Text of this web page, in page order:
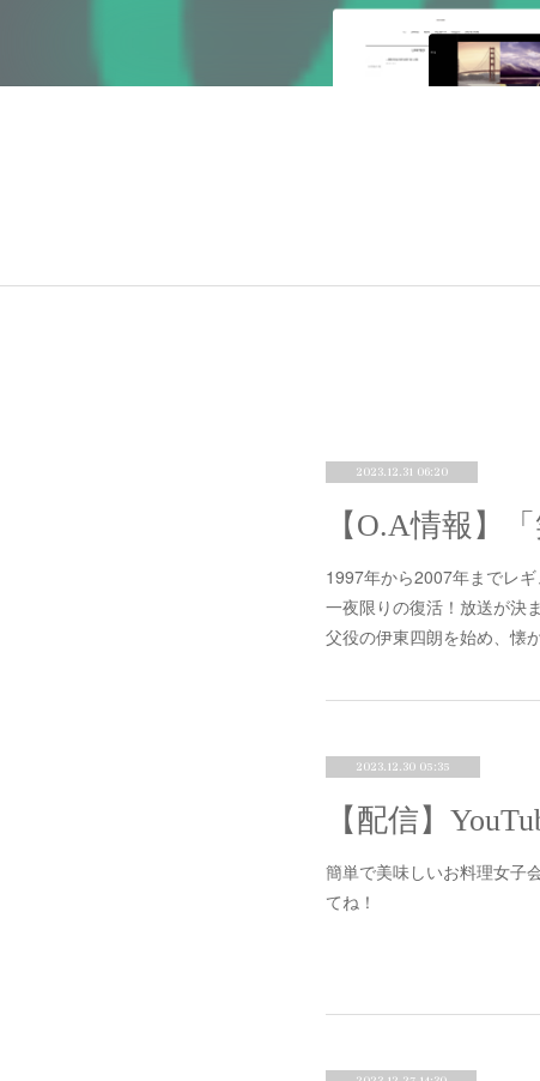
2023.12.31 06:20
1997年から2007年までレ
一夜限りの復活！放送が決
父役の伊東四朗を始め、懐
2023.12.30 05:35
簡単で美味しいお料理女子
てね！